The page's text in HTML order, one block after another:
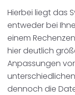
Hierbei liegt das
entweder bei
einem
hier deutlich
Anpassungen
dennoch die